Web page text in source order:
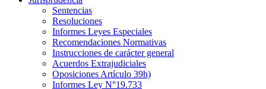
Sentencias
Resoluciones
Informes Leyes Especiales
Recomendaciones Normativas
Instrucciones de carácter general
Acuerdos Extrajudiciales
Oposiciones Artículo 39h)
Informes Ley N°19.733